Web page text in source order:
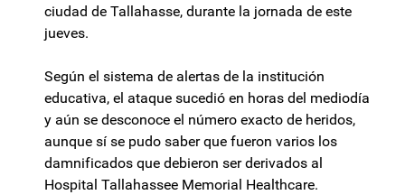
ciudad de Tallahasse, durante la jornada de este
jueves.
Según el sistema de alertas de la institución
educativa, el ataque sucedió en horas del mediodía
y aún se desconoce el número exacto de heridos,
aunque sí se pudo saber que fueron varios los
damnificados que debieron ser derivados al
Hospital Tallahassee Memorial Healthcare.